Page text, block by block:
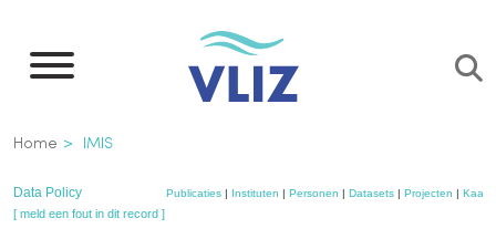
naar
inhoud
gaan
Kruimelpad
Home IMIS
Data Policy Publicaties| Instituten | Personen | Datasets| Projecten |
[ meld een fout in dit record ]